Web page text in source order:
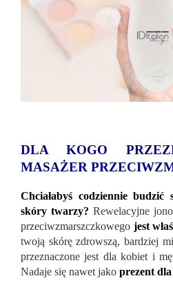
DLA KOGO
MASAŻER
Chciałabyś codziennie budzić
skóry twarzy? Rewelacyjne
przeciwzmarszczkowego jest
twoją skórę zdrowszą, bardziej
przeznaczone jest dla kobiet i
Nadaje się nawet jako prezent